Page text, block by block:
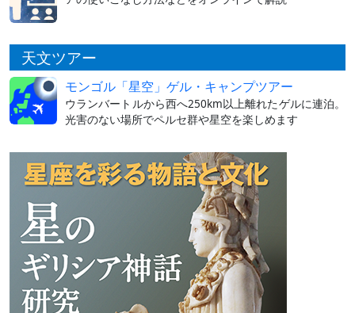
天文ツアー
モンゴル「星空」ゲル・キャンプツアー
ウランバートルから西へ250km以上離れたゲルに連泊。
光害のない場所でペルセ群や星空を楽しめます